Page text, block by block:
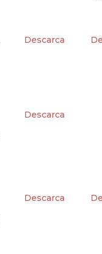
Descarca
Descarca
Descarca